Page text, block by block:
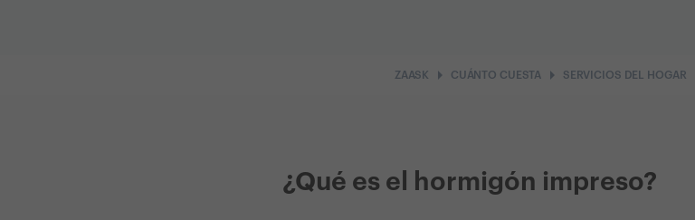
ZAASK arrow_right CUÁNTO CUESTA arrow_right SERVICIOS DEL HOGAR
¿Qué es el hormigón impreso?